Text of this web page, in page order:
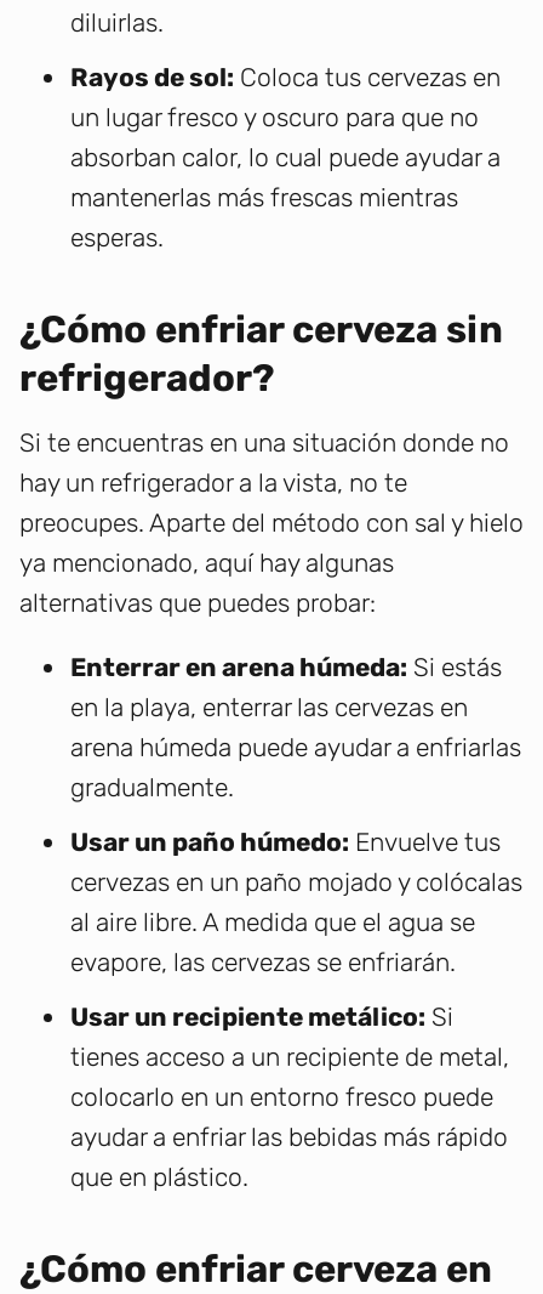
diluirlas.
Rayos de sol: Coloca tus cervezas en
un lugar fresco y oscuro para que no
absorban calor, lo cual puede ayudar a
mantenerlas más frescas mientras
esperas.
¿Cómo enfriar cerveza sin
refrigerador?
Si te encuentras en una situación donde no
hay un refrigerador a la vista, no te
preocupes. Aparte del método con sal y hielo
ya mencionado, aquí hay algunas
alternativas que puedes probar:
Enterrar en arena húmeda: Si estás
en la playa, enterrar las cervezas en
arena húmeda puede ayudar a enfriarlas
gradualmente.
Usar un paño húmedo: Envuelve tus
cervezas en un paño mojado y colócalas
al aire libre. A medida que el agua se
evapore, las cervezas se enfriarán.
Usar un recipiente metálico: Si
tienes acceso a un recipiente de metal,
colocarlo en un entorno fresco puede
ayudar a enfriar las bebidas más rápido
que en plástico.
¿Cómo enfriar cerveza en